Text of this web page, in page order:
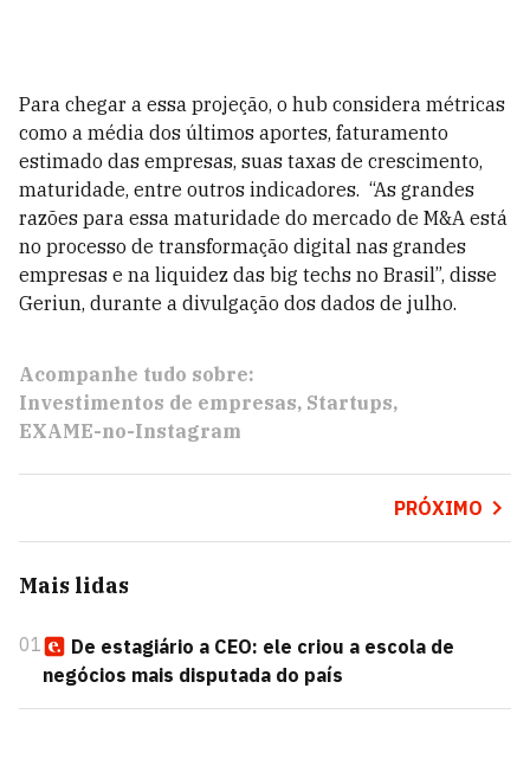
Para chegar a essa projeção, o hub considera métricas
como a média dos últimos aportes, faturamento
estimado das empresas, suas taxas de crescimento,
maturidade, entre outros indicadores. “As grandes
razões para essa maturidade do mercado de M&A está
no processo de transformação digital nas grandes
empresas e na liquidez das big techs no Brasil”, disse
Geriun, durante a divulgação dos dados de julho.
Acompanhe tudo sobre:
Investimentos de empresas Startups
EXAME-no-Instagram
PRÓXIMO
Mais lidas
01
De estagiário a CEO: ele criou a escola de
negócios mais disputada do país